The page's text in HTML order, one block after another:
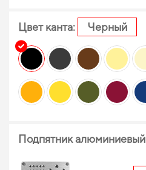
Цвет канта: Черный
Подпятник алюминиевый